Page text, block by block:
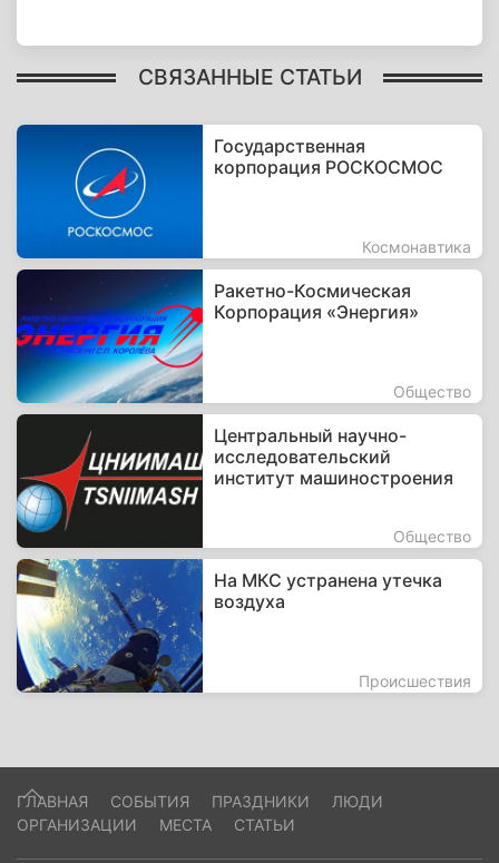
СВЯЗАННЫЕ СТАТЬИ
Государственная
корпорация РОСКОСМОС
Космонавтика
Ракетно-Космическая
Корпорация «Энергия»
Общество
Центральный научно-
исследовательский
институт машиностроения
Общество
На МКС устранена утечка
воздуха
Происшествия
ГЛАВНАЯ СОБЫТИЯ ПРАЗДНИКИ
ЛЮДИ
ОРГАНИЗАЦИИ
МЕСТА СТАТЬИ